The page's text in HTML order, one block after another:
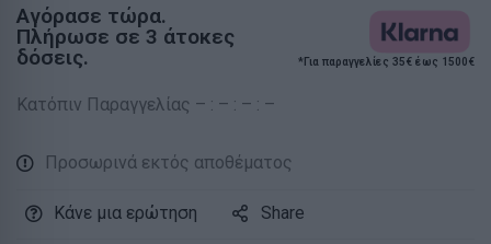
Αγόρασε τώρα.
Πλήρωσε σε 3 άτοκες
δόσεις.
*Για παραγγελίες 35€ έως 1500€
Κατόπιν Παραγγελίας – : – : – : –
Προσωρινά εκτός αποθέματος
Κάνε μια ερώτηση Share